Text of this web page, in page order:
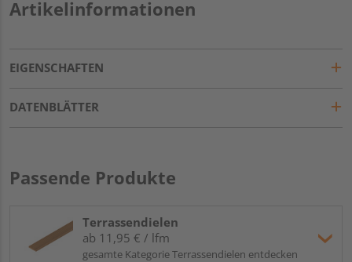
Artikelinformationen
EIGENSCHAFTEN
DATENBLÄTTER
Passende Produkte
Terrassendielen
ab 11,95 € / lfm
gesamte Kategorie Terrassendielen entdecken